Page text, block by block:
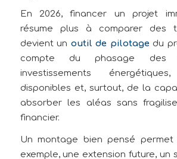
En 2026, financer un projet
résume plus à comparer des
devient un outil de pilotage du
compte du phasage des
investissements
disponibles et, surtout, de la
absorber les aléas sans
financier.
Un montage bien pensé permet
exemple, une extension future, un